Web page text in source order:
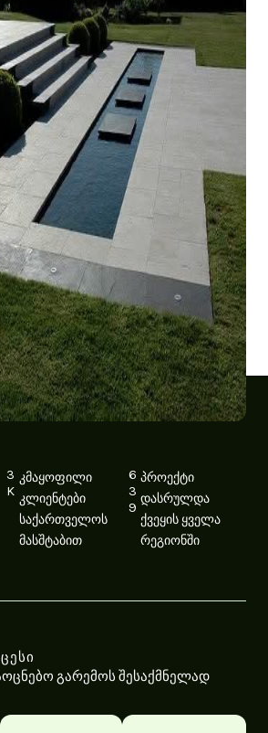
3
K
კმაყოფილი
კლიენტები
საქართველოს
მასშტაბით
6
3
9
პროექტი
დასრულდა
ქვეყის ყველა
რეგიონში
გარემოს შესაქმნელად